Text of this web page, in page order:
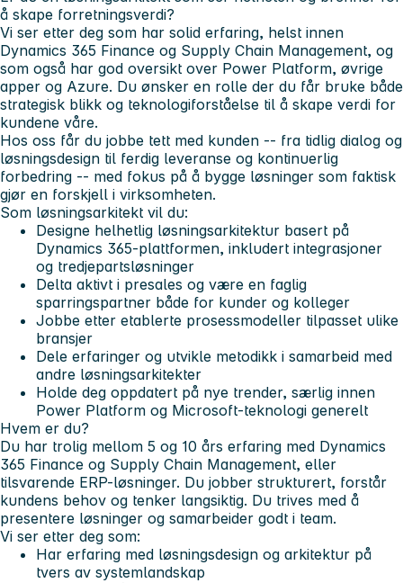
å skape forretningsverdi?
Vi ser etter deg som har solid erfaring, helst innen
Dynamics 365 Finance og Supply Chain Management, og
som også har god oversikt over Power Platform, øvrige
apper og Azure. Du ønsker en rolle der du får bruke både
strategisk blikk og teknologiforståelse til å skape verdi for
kundene våre.
Hos oss får du jobbe tett med kunden -- fra tidlig dialog og
løsningsdesign til ferdig leveranse og kontinuerlig
forbedring -- med fokus på å bygge løsninger som faktisk
gjør en forskjell i virksomheten.
Som løsningsarkitekt vil du:
Designe helhetlig løsningsarkitektur basert på
Dynamics 365-plattformen, inkludert integrasjoner
og tredjepartsløsninger
Delta aktivt i presales og være en faglig
sparringspartner både for kunder og kolleger
Jobbe etter etablerte prosessmodeller tilpasset ulike
bransjer
Dele erfaringer og utvikle metodikk i samarbeid med
andre løsningsarkitekter
Holde deg oppdatert på nye trender, særlig innen
Power Platform og Microsoft-teknologi generelt
Hvem er du?
Du har trolig mellom 5 og 10 års erfaring med Dynamics
365 Finance og Supply Chain Management, eller
tilsvarende ERP-løsninger. Du jobber strukturert, forstår
kundens behov og tenker langsiktig. Du trives med å
presentere løsninger og samarbeider godt i team.
Vi ser etter deg som:
Har erfaring med løsningsdesign og arkitektur på
tvers av systemlandskap